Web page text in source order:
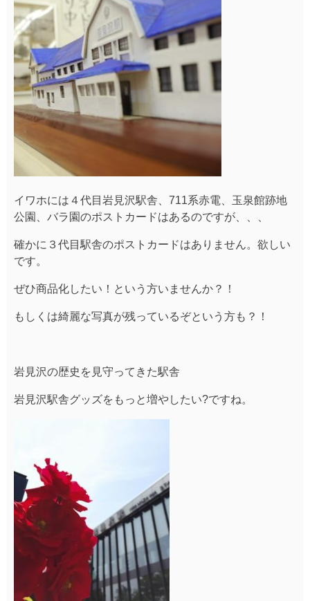
イワホには４代目岩見沢駅舎、711系赤電、玉泉館跡地
公園、バラ園のポストカードはあるのですが、、、
確かに３代目駅舎のポストカードはありません。欲しい
です。
ぜひ商品化したい！という方いませんか？！
もしくは綺麗な写真が残っているぞという方も？！
岩見沢の歴史を見守ってきた駅舎
岩見沢駅舎グッズをもっと増やしたい?ですね。